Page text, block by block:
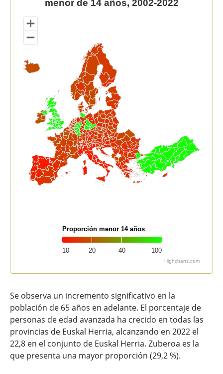
Map of unspecified region with 1 data series.
View as data table, Proporción (%) de población
menor de 14 años, 2002-2022
10 20 40 100
Proporción menor 14 años
Highcharts.com
Se observa un incremento significativo en la
población de 65 años en adelante. El porcentaje de
personas de edad avanzada ha crecido en todas las
provincias de Euskal Herria, alcanzando en 2022 el
22,8 en el conjunto de Euskal Herria. Zuberoa es la
que presenta una mayor proporción (29,2 %).